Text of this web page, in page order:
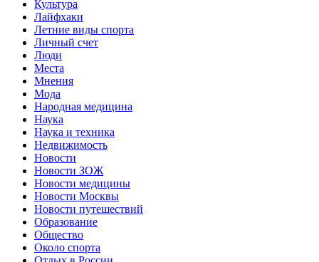
Культура
Лайфхаки
Летние виды спорта
Личный счет
Люди
Места
Мнения
Мода
Народная медицина
Наука
Наука и техника
Недвижимость
Новости
Новости ЗОЖ
Новости медицины
Новости Москвы
Новости путешествий
Образование
Общество
Около спорта